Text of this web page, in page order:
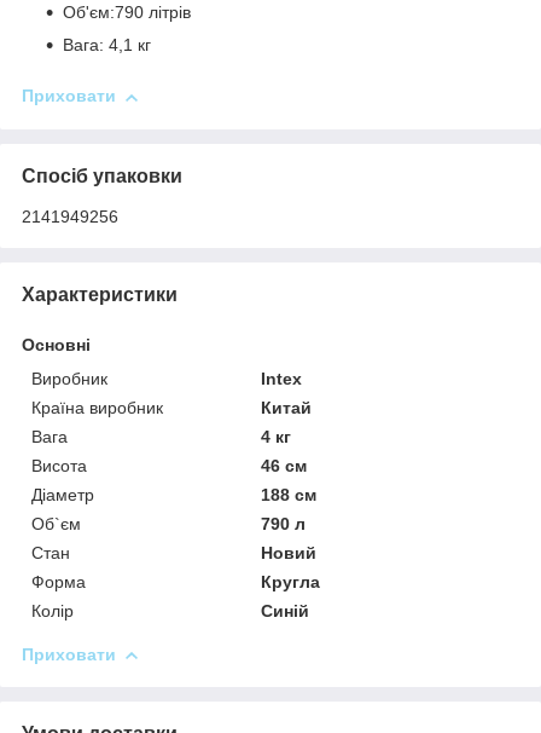
Об'єм:790 літрів
Вага: 4,1 кг
Приховати
Спосіб упаковки
2141949256
Характеристики
Основні
Виробник
Intex
Країна виробник
Китай
Вага
4 кг
Висота
46 см
Діаметр
188 см
Об`єм
790 л
Стан
Новий
Форма
Кругла
Колір
Синій
Приховати